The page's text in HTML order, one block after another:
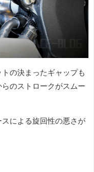
の決まったギャップも
のストロークがスムー
による旋回性の悪さが